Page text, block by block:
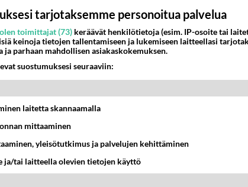
tarjotaksemme personoitua palvelua
toimittajat (73) keräävät henkilötietoja (esim. IP-osoite tai
keinoja tietojen tallentamiseen ja lukemiseen laitteellasi
parhaan mahdollisen asiakaskokemuksen.
suostumuksesi seuraaviin:
laitetta skannaamalla
mittaaminen
yleisötutkimus ja palvelujen kehittäminen
ja/tai laitteella olevien tietojen käyttö